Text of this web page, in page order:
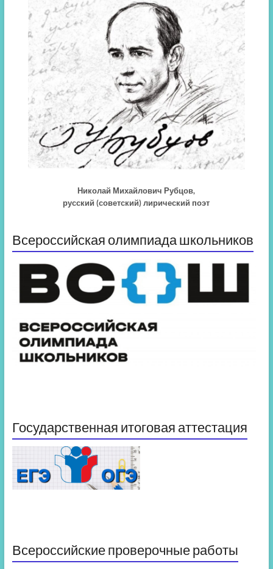
Николай Михайлович Рубцов,
русский (советский) лирический поэт
Всероссийская олимпиада школьников
Государственная итоговая аттестация
Всероссийские проверочные работы